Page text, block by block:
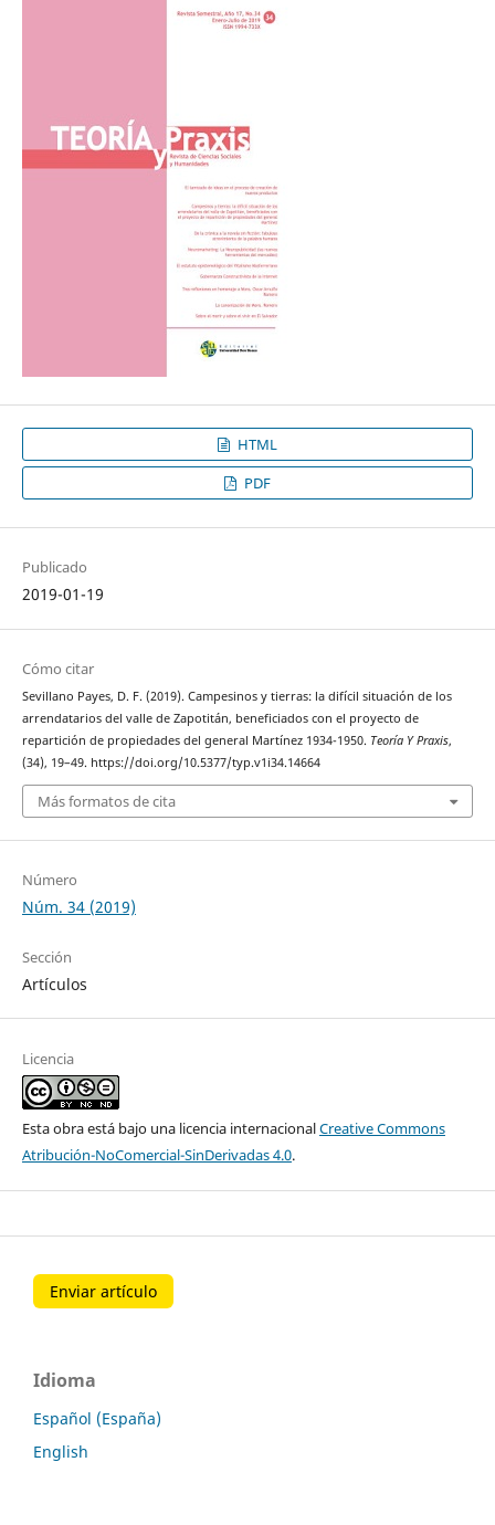
HTML
PDF
Publicado
2019-01-19
Cómo citar
Sevillano Payes, D. F. (2019). Campesinos y tierras: la difícil situación de los
arrendatarios del valle de Zapotitán, beneficiados con el proyecto de
repartición de propiedades del general Martínez 1934-1950. Teoría Y Praxis,
(34), 19–49. https://doi.org/10.5377/typ.v1i34.14664
Más formatos de cita
Número
Núm. 34 (2019)
Sección
Artículos
Licencia
Esta obra está bajo una licencia internacionalCreative Commons
Atribución-NoComercial-SinDerivadas 4.0.
Enviar artículo
Idioma
Español (España)
English